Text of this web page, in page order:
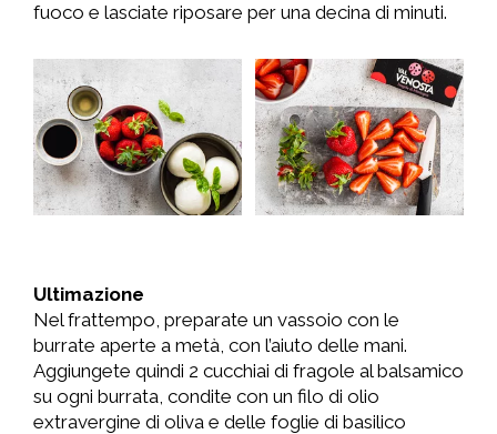
fuoco e lasciate riposare per una decina di minuti.
Ultimazione
Nel frattempo, preparate un vassoio con le
burrate aperte a metà, con l’aiuto delle mani.
Aggiungete quindi 2 cucchiai di fragole al balsamico
su ogni burrata, condite con un filo di olio
extravergine di oliva e delle foglie di basilico